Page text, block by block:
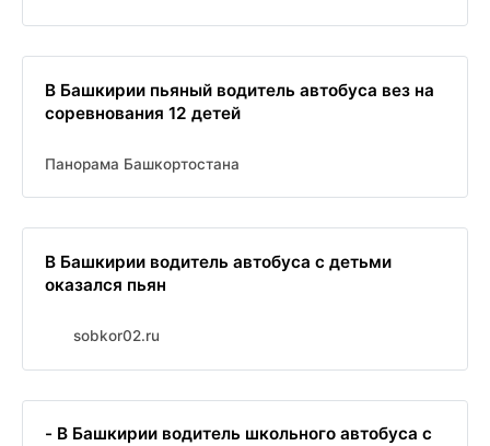
В Башкирии пьяный водитель автобуса вез на
соревнования 12 детей
Панорама Башкортостана
В Башкирии водитель автобуса с детьми
оказался пьян
sobkor02.ru
- В Башкирии водитель школьного автобуса с